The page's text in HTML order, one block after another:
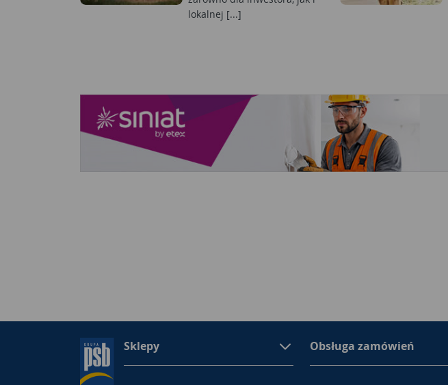
lokalnej [...]
Sklepy Obsługa zamówień